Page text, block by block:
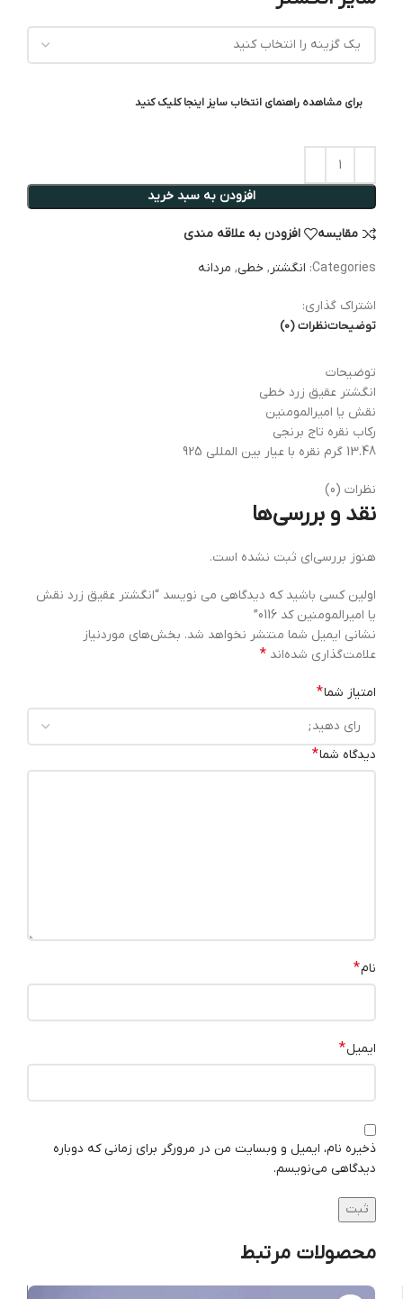
برای مشاهده راهنمای انتخاب سایز اینجا کلیک کنید
افزودن به سبد خرید
مقایسه افزودن به علاقه مندی
Categories: انگشتر, خطی, مردانه
اشتراک گذاری:
توضیحاتنظرات (0)
توضیحات
انگشتر عقیق زرد خطی
نقش یا امیرالمومنین
رکاب نقره تاج برنجی
13.48 گرم نقره با عیار بین المللی 925
نظرات (0)
نقد و بررسی‌ها
هنوز بررسی‌ای ثبت نشده است.
اولین کسی باشید که دیدگاهی می نویسد “انگشتر عقیق زرد نقش
یا امیرالمومنین کد 0116”
نشانی ایمیل شما منتشر نخواهد شد. بخش‌های موردنیاز
علامت‌گذاری شده‌اند *
امتیاز شما*
دیدگاه شما*
نام*
ایمیل*
ذخیره نام، ایمیل و وبسایت من در مرورگر برای زمانی که دوباره
دیدگاهی می‌نویسم.
محصولات مرتبط